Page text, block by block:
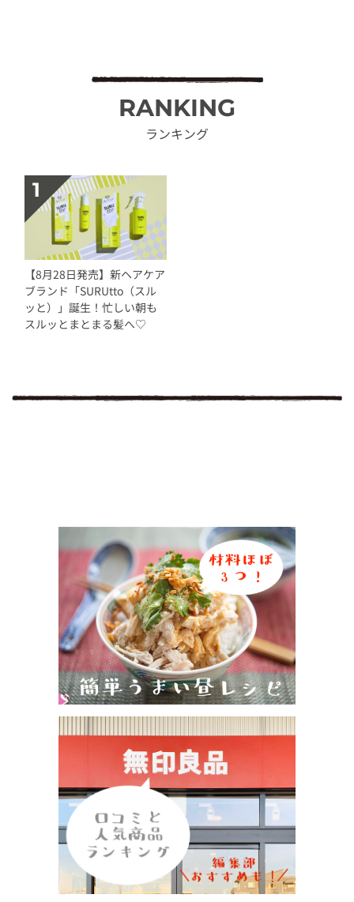
RANKING
ランキング
【8月28日発売】新ヘアケア
ブランド「SURUtto（スル
ッと）」誕生！忙しい朝も
スルッとまとまる髪へ♡